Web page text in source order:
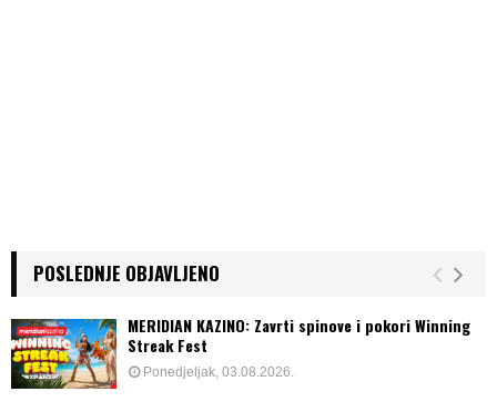
POSLEDNJE OBJAVLJENO
MERIDIAN KAZINO: Zavrti spinove i pokori Winning
Streak Fest
Ponedjeljak, 03.08.2026.